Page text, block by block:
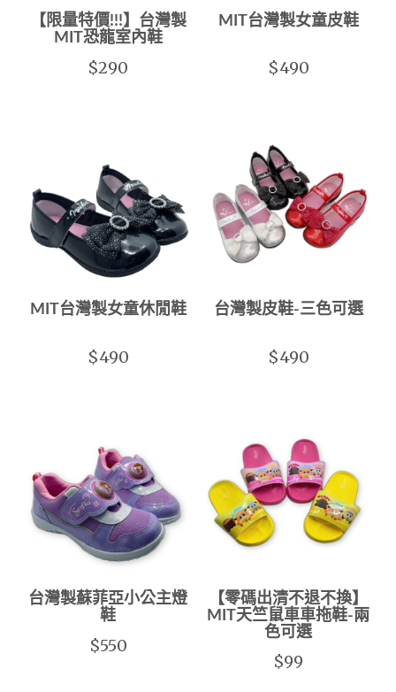
【限量特價!!!】台灣製
MIT恐龍室內鞋
$290
MIT台灣製女童皮鞋
$490
MIT台灣製女童休閒鞋
$490
台灣製皮鞋-三色可選
$490
台灣製蘇菲亞小公主燈
鞋
$550
【零碼出清不退不換】
MIT天竺鼠車車拖鞋-兩
色可選
$99